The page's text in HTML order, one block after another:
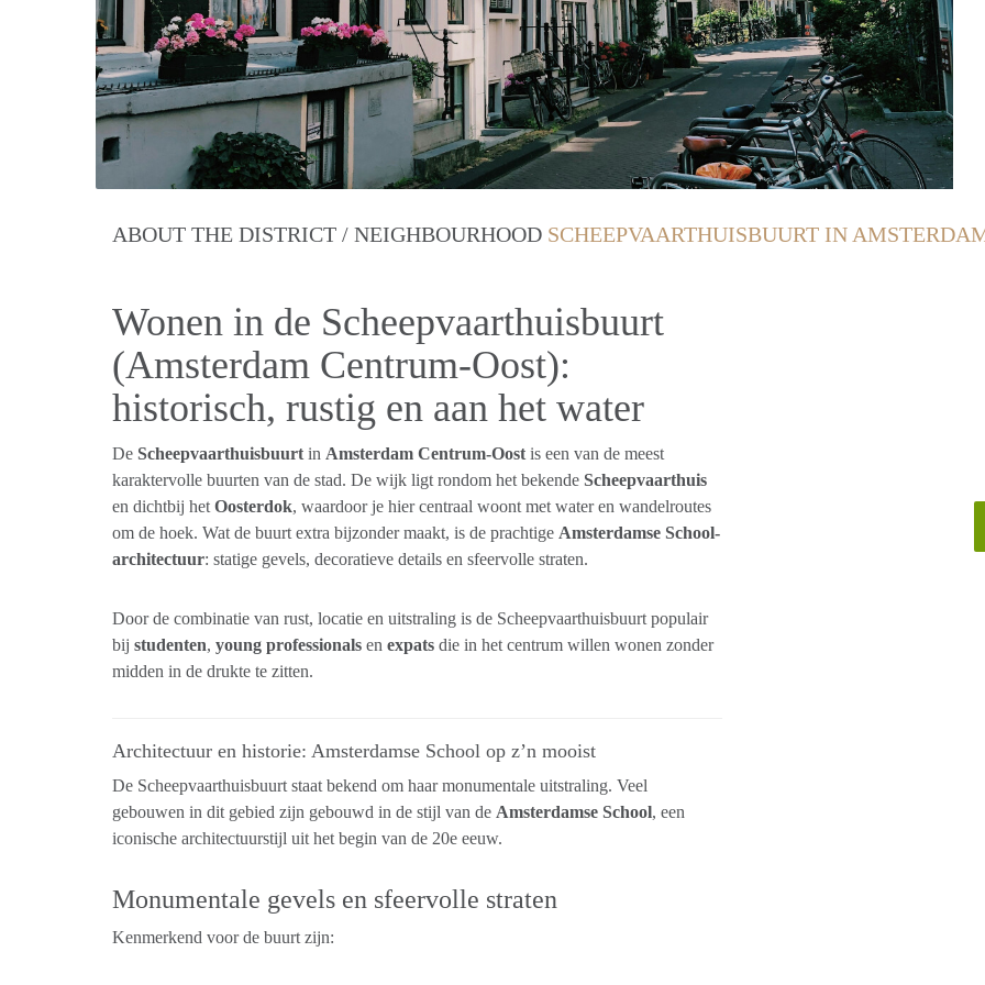
ABOUT THE DISTRICT / NEIGHBOURHOOD SCHEEPVAARTHUISBUURT IN
Wonen in de Scheepvaarthuisbuurt
(Amsterdam Centrum-Oost):
historisch, rustig en aan het water
De Scheepvaarthuisbuurt in Amsterdam Centrum-Oost is een van de meest
karaktervolle buurten van de stad. De wijk ligt rondom het bekende Scheepvaarthuis
en dichtbij het Oosterdok, waardoor je hier centraal woont met water en wandelroutes
om de hoek. Wat de buurt extra bijzonder maakt, is de prachtige Amsterdamse School-
architectuur: statige gevels, decoratieve details en sfeervolle straten.
Door de combinatie van rust, locatie en uitstraling is de Scheepvaarthuisbuurt populair
bij studenten, young professionals en expats die in het centrum willen wonen zonder
midden in de drukte te zitten.
Architectuur en historie: Amsterdamse School op z’n mooist
De Scheepvaarthuisbuurt staat bekend om haar monumentale uitstraling. Veel
gebouwen in dit gebied zijn gebouwd in de stijl van de Amsterdamse School, een
iconische architectuurstijl uit het begin van de 20e eeuw.
Monumentale gevels en sfeervolle straten
Kenmerkend voor de buurt zijn: